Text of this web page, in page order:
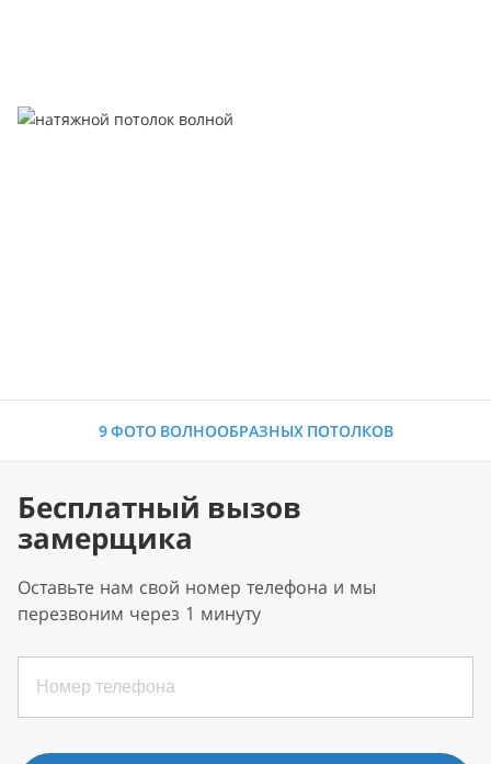
9 ФОТО ВОЛНООБРАЗНЫХ ПОТОЛКОВ
Бесплатный вызов
замерщика
Оставьте нам свой номер телефона и мы
перезвоним через 1 минуту